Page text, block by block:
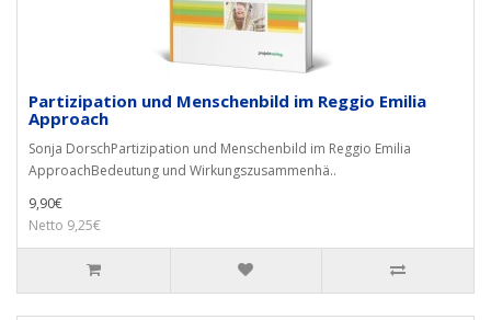
Partizipation und Menschenbild im Reggio Emilia
Approach
Sonja DorschPartizipation und Menschenbild im Reggio Emilia
ApproachBedeutung und Wirkungszusammenhä..
9,90€
Netto 9,25€